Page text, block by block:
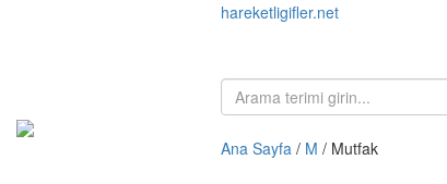
hareketligifler.net
Ana Sayfa / M / Mutfak